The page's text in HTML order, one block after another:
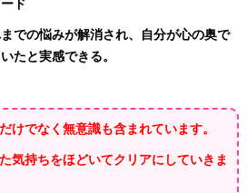
ド
での悩みが解消され、 自分が心の奥で
たと実感できる。
けでなく無意識も含まれています。
気持ちをほどいてクリアにしていきま